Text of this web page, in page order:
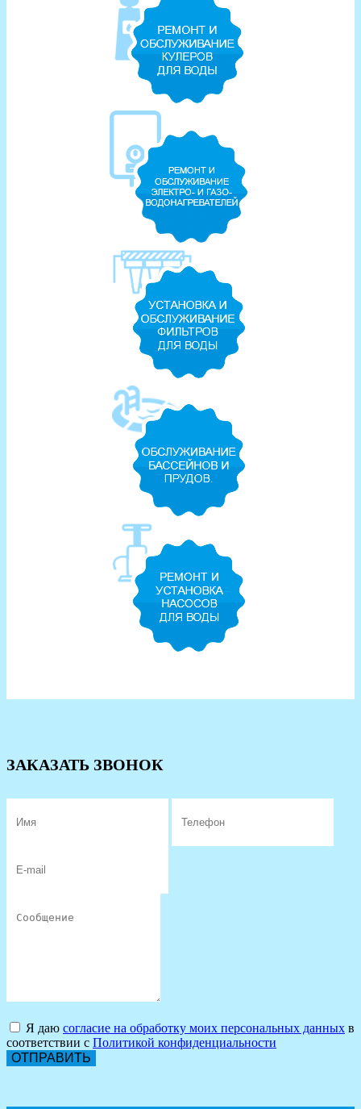
ЗАКАЗАТЬ ЗВОНОК
Я даю согласие на обработку моих персональных данных в
соответствии с Политикой конфиденциальности
ОТПРАВИТЬ